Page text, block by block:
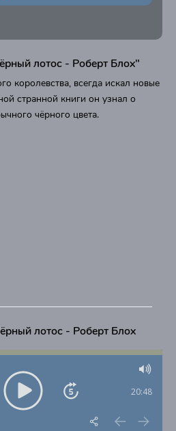
лотос - Роберт Блох"
королевства, всегда искал новые
странной книги он узнал о
чёрного цвета.
лотос - Роберт Блох
20:48